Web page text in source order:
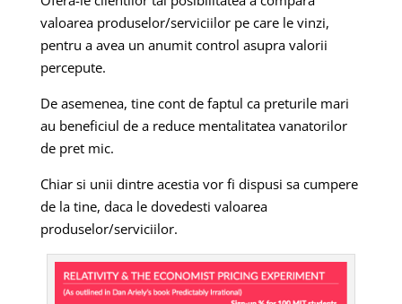
valoarea produselor/serviciilor pe care le vinzi,
pentru a avea un anumit control asupra valorii
percepute.
De asemenea, tine cont de faptul ca preturile mari
au beneficiul de a reduce mentalitatea vanatorilor
de pret mic.
Chiar si unii dintre acestia vor fi dispusi sa cumpere
de la tine, daca le dovedesti valoarea
produselor/serviciilor.